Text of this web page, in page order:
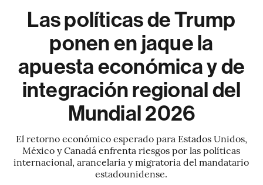
Las políticas de Trump
ponen en jaque la
apuesta económica y de
integración regional del
Mundial 2026
El retorno económico esperado para Estados Unidos,
México y Canadá enfrenta riesgos por las políticas
internacional, arancelaria y migratoria del mandatario
estadounidense.